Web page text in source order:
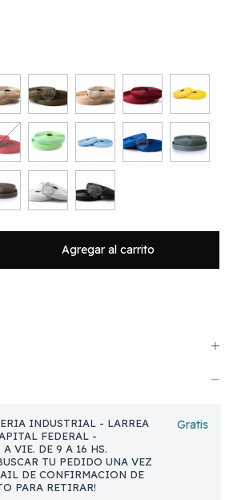
INDUSTRIAL - LARREA
FEDERAL -
VIE. DE 9 A 16 HS.
TU PEDIDO UNA VEZ
DE CONFIRMACION DE
PARA RETIRAR!
Gratis